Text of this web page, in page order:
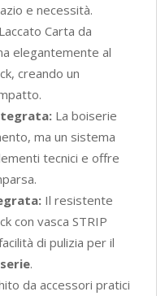
e necessità.
Carta da
elegantemente al
creando un
La boiserie
ma un sistema
tecnici e offre
Il resistente
con vasca STRIP
di pulizia per il
.
da accessori pratici